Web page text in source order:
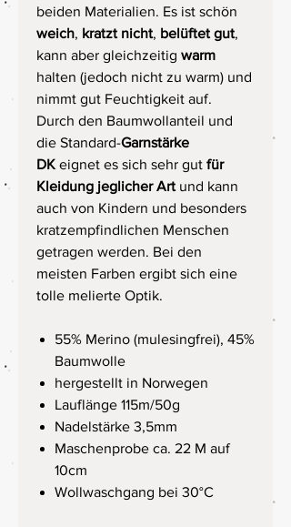
beiden Materialien. Es ist schön
weich, kratzt nicht, belüftet gut,
kann aber gleichzeitig warm
halten (jedoch nicht zu warm) und
nimmt gut Feuchtigkeit auf.
Durch den Baumwollanteil und
die Standard-Garnstärke
DK eignet es sich sehr gut für
Kleidung jeglicher Art und kann
auch von Kindern und besonders
kratzempfindlichen Menschen
getragen werden. Bei den
meisten Farben ergibt sich eine
tolle melierte Optik.
55% Merino (mulesingfrei), 45%
Baumwolle
hergestellt in Norwegen
Lauflänge 115m/50g
Nadelstärke 3,5mm
Maschenprobe ca. 22 M auf
10cm
Wollwaschgang bei 30°C